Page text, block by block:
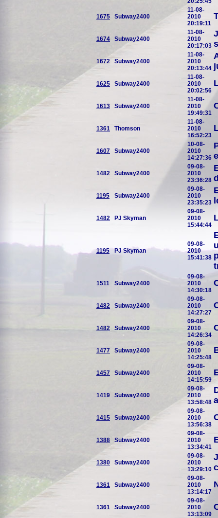
1675 Subway2400
11-08-
2010
20:19:11
1674 Subway2400
11-08-
2010
20:17:03
1672 Subway2400
11-08-
2010
20:13:44
1625 Subway2400
11-08-
2010
20:02:56
1613 Subway2400
11-08-
2010
19:49:31
1361 Thomson
11-08-
2010
16:52:23
1607 Subway2400
10-08-
2010
14:27:36
1482 Subway2400
09-08-
2010
23:36:28
1195 Subway2400
09-08-
2010
23:35:23
1482 PJ Skyman
09-08-
2010
15:44:44
1195 PJ Skyman
09-08-
2010
15:41:38
1511 Subway2400
09-08-
2010
14:30:18
1482 Subway2400
09-08-
2010
14:27:27
1482 Subway2400
09-08-
2010
14:26:34
1477 Subway2400
09-08-
2010
14:25:48
1457 Subway2400
09-08-
2010
14:15:59
1419 Subway2400
09-08-
2010
13:58:48
1415 Subway2400
09-08-
2010
13:56:38
1388 Subway2400
09-08-
2010
13:34:41
1380 Subway2400
09-08-
2010
13:29:10
1361 Subway2400
09-08-
2010
13:14:17
1361 Subway2400
09-08-
2010
13:13:09